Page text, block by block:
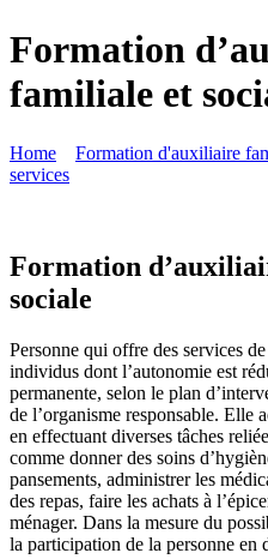
Formation
familiale et
Home Formation d'auxiliaire
services
Formation
sociale
Personne qui offre des services
individus dont l’autonomie est
permanente, selon le plan
de l’organisme responsable. Elle
en effectuant diverses tâches
comme donner des soins
pansements, administrer les
des repas, faire les achats à
ménager. Dans la mesure du
la participation de la personne